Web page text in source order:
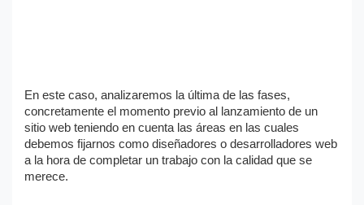
En este caso, analizaremos la última de las fases,
concretamente el momento previo al lanzamiento de un
sitio web teniendo en cuenta las áreas en las cuales
debemos fijarnos como diseñadores o desarrolladores web
a la hora de completar un trabajo con la calidad que se
merece.